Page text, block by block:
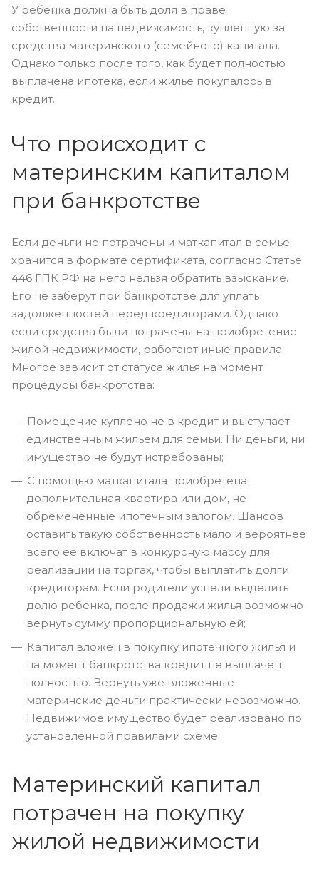
У ребенка должна быть доля в праве
собственности на недвижимость, купленную за
средства материнского (семейного) капитала.
Однако только после того, как будет полностью
выплачена ипотека, если жилье покупалось в
кредит.
Что происходит с
материнским капиталом
при банкротстве
Если деньги не потрачены и маткапитал в семье
хранится в формате сертификата, согласно Статье
446 ГПК РФ на него нельзя обратить взыскание.
Его не заберут при банкротстве для уплаты
задолженностей перед кредиторами. Однако
если средства были потрачены на приобретение
жилой недвижимости, работают иные правила.
Многое зависит от статуса жилья на момент
процедуры банкротства:
Помещение куплено не в кредит и выступает
единственным жильем для семьи. Ни деньги, ни
имущество не будут истребованы;
С помощью маткапитала приобретена
дополнительная квартира или дом, не
обремененные ипотечным залогом. Шансов
оставить такую собственность мало и вероятнее
всего ее включат в конкурсную массу для
реализации на торгах, чтобы выплатить долги
кредиторам. Если родители успели выделить
долю ребенка, после продажи жилья возможно
вернуть сумму пропорциональную ей;
Капитал вложен в покупку ипотечного жилья и
на момент банкротства кредит не выплачен
полностью. Вернуть уже вложенные
материнские деньги практически невозможно.
Недвижимое имущество будет реализовано по
установленной правилами схеме.
Материнский капитал
потрачен на покупку
жилой недвижимости